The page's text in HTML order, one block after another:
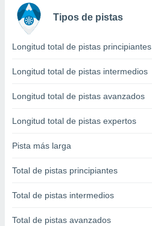
publicidad
publicidad
de
Tipos de pistas
Longitud total de pistas principiantes
Longitud total de pistas intermedios
Longitud total de pistas avanzados
Longitud total de pistas expertos
Pista más larga
Total de pistas principiantes
Total de pistas intermedios
Total de pistas avanzados